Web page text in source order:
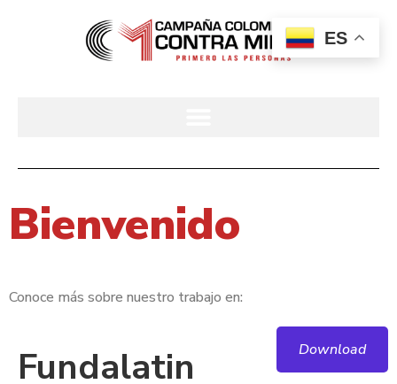
Bienvenido
Conoce más sobre nuestro trabajo en:
Fundalatin Download
ES